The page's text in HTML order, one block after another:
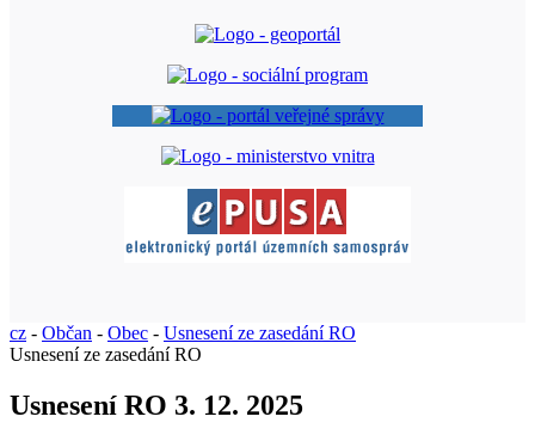
cz - Občan - Obec - Usnesení ze zasedání RO
Usnesení ze zasedání RO
Usnesení RO 3. 12. 2025